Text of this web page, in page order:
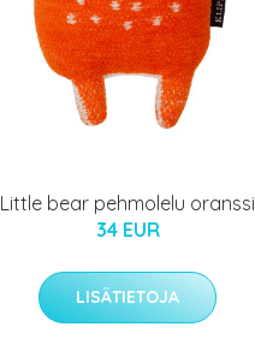
Little bear pehmolelu oranssi
34 EUR
LISÄTIETOJA